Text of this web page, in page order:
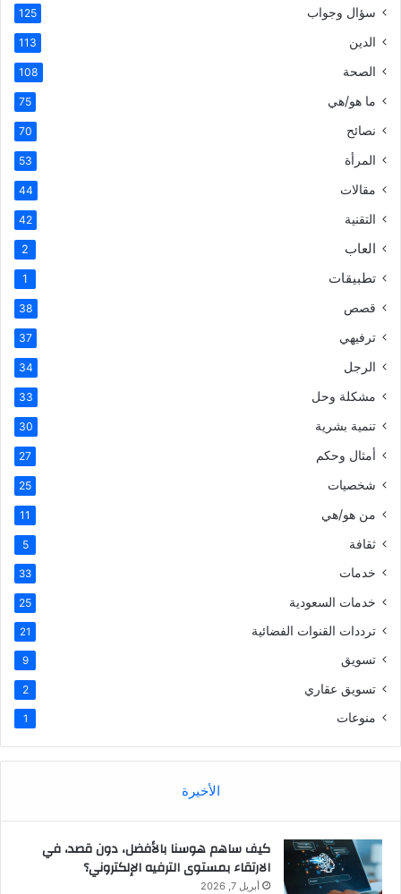
سؤال وجواب 125
الدين 113
الصحة 108
ما هو/هي 75
نصائح 70
المرأة 53
مقالات 44
التقنية 42
العاب 2
تطبيقات 1
قصص 38
ترفيهي 37
الرجل 34
مشكلة وحل 33
تنمية بشرية 30
أمثال وحكم 27
شخصيات 25
من هو/هي 11
ثقافة 5
خدمات 33
خدمات السعودية 25
ترددات القنوات الفضائية 21
تسويق 9
تسويق عقاري 2
منوعات 1
الأخيرة
كيف ساهم هوسنا بالأفضل، دون قصد، في
الارتقاء بمستوى الترفيه الإلكتروني؟
أبريل 7, 2026